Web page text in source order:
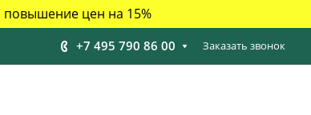
цен на 15%
+7 495 790 86 00 Заказать звонок